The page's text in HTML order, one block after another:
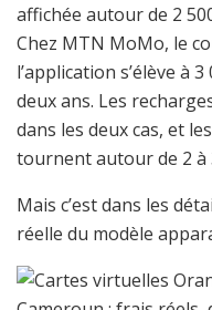
affichée autour de 2
Chez MTN MoMo, le
l’application s’élève à
deux ans. Les
dans les deux cas, et
tournent autour de 2 à
Mais c’est dans les
réelle du modèle